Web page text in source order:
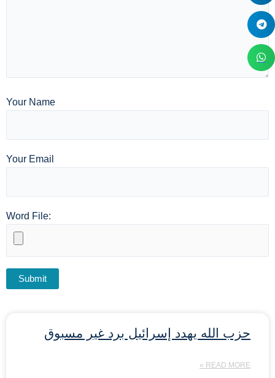
Your Name
Your Email
Word File:
حزب الله يهدد إسرائيل برد غير مسبوق
READ MORE »